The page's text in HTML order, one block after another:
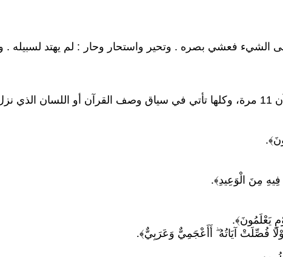
الشيء فعشي بصره . وتحير واستحار وحار : لم يهتد لسبيله .
.